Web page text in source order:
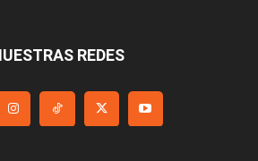
REDES